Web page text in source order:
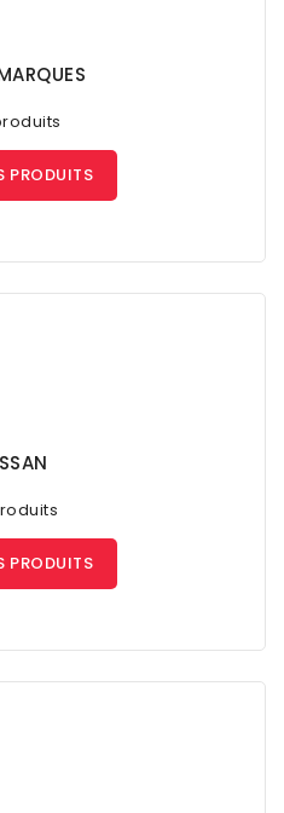
PRODUITS
PRODUITS